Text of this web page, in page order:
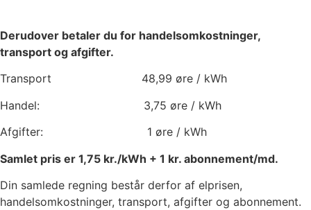
Derudover betaler du for handelsomkostninger,
transport og afgifter.
Transport 48,99 øre / kWh
Handel: 3,75 øre / kWh
Afgifter: 1 øre / kWh
Samlet pris er 1,75 kr./kWh + 1 kr. abonnement/md.
Din samlede regning består derfor af elprisen,
handelsomkostninger, transport, afgifter og abonnement.